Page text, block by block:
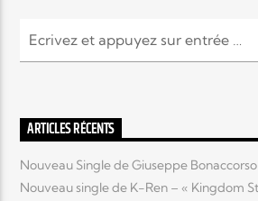
Elyon Live
Elyon Kids
ARTICLES RÉCENTS
Nouveau Single de Giuseppe
Nouveau single de K-Ren – « Kingdom